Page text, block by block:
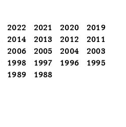
2022 2021 2020
2019
2014 2013 2012
2011
2006 2005 2004
2003
1998 1997 1996
1995
1989 1988